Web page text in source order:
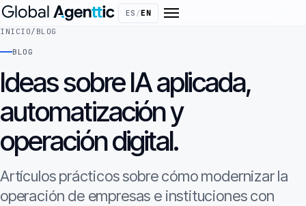
ES /EN
INICIO/ BLOG
BLOG
Ideas sobre IA aplicada,
automatización y
operación digital.
Artículos prácticos sobre cómo modernizar la
operación de empresas e instituciones con